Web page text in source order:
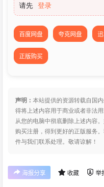
请先 登录
百度网盘 夸克网盘
正版购买
声明： 本站提供的资源转载自国
得将上述内容用于商业或者非法
从您的电脑中彻底删除上述内容
购买注册，得到更好的正版服务
件与我们联系处理。敬请谅解！
海报分享 收藏 举